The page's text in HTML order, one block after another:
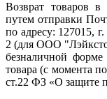
Возврат товаров в
путем отправки
по адресу: 127015,
2 (для ООО
безналичной
товара (с момента
ст.22 ФЗ «О защите